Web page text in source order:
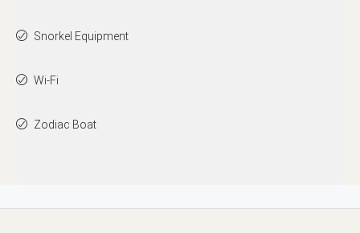
Snorkel Equipment
Wi-Fi
Zodiac Boat